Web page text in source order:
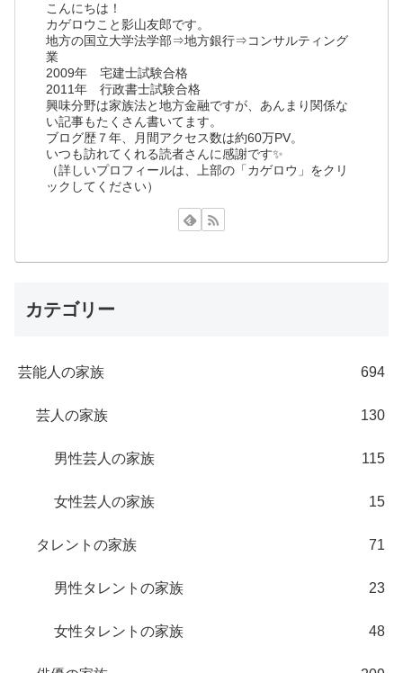
こんにちは！
カゲロウこと影山友郎です。
地方の国立大学法学部⇒地方銀行⇒コンサルティング
業
2009年 宅建士試験合格
2011年 行政書士試験合格
興味分野は家族法と地方金融ですが、あんまり関係な
い記事もたくさん書いてます。
ブログ歴７年、月間アクセス数は約60万PV。
いつも訪れてくれる読者さんに感謝です✨
（詳しいプロフィールは、上部の「カゲロウ」をクリ
ックしてください）
カテゴリー
芸能人の家族 694
芸人の家族 130
男性芸人の家族 115
女性芸人の家族 15
タレントの家族 71
男性タレントの家族 23
女性タレントの家族 48